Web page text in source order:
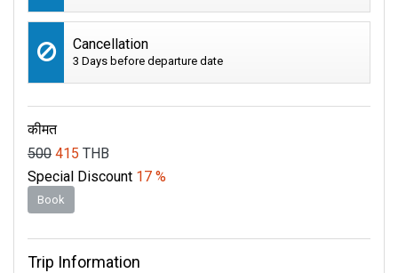
Cancellation
3 Days before departure date
कीमत
500 415 THB
Special Discount 17 %
Book
Trip Information